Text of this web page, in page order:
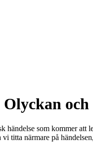
Olyckan
händelse som kommer
titta närmare på